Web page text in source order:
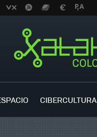
CIBERCULTURA